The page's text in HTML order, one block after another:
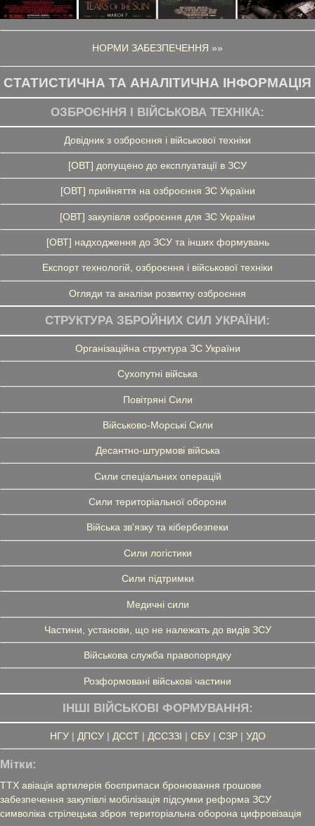
НОРМИ ЗАБЕЗПЕЧЕННЯ »»
СТАТИСТИЧНА ТА АНАЛІТИЧНА ІНФОРМАЦІЯ
ОЗБРОЄННЯ І ВІЙСЬКОВА ТЕХНІКА:
Довідник з озброєння і військової техніки
[ОВТ] допущено до експлуатації в ЗСУ
[ОВТ] прийняття на озброєння ЗС України
[ОВТ] закупівля озброєння для ЗС України
[ОВТ] надходження до ЗСУ та інших формувань
Експорт технологій, озброєння і військової техніки
Огляди та аналізи розвитку озброєння
СТРУКТУРА ЗБРОЙНИХ СИЛ УКРАЇНИ:
Організаційна структура ЗС України
Сухопутні війська
Повітряні Сили
Військово-Морські Сили
Десантно-штурмові війська
Сили спеціальних операцій
Сили територіальної оборони
Війська зв'язку та кібербезпеки
Сили логістики
Сили підтримки
Медичні сили
Частини, установи, що не належать до видів ЗСУ
Військова служба правопорядку
Розформовані військові частини
ІНШІ ВІЙСЬКОВІ ФОРМУВАННЯ:
НГУ| ДПСУ| ДССТ| ДССЗЗІ | СБУ| СЗР| УДО
Мітки:
ТТХ авіація артилерія боєприпаси бронювання грошове
забезпечення закупівлі мобілізація підсумки реформа ЗСУ
символіка стрілецька зброя територіальна оборона цифровізація